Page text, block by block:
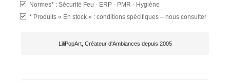
Normes* : Sécurité Feu - ERP - PMR - Hygiène
* Produits « En stock » : conditions spécifiques – nous consulter
LiliPopArt, Créateur d'Ambiances depuis 2005